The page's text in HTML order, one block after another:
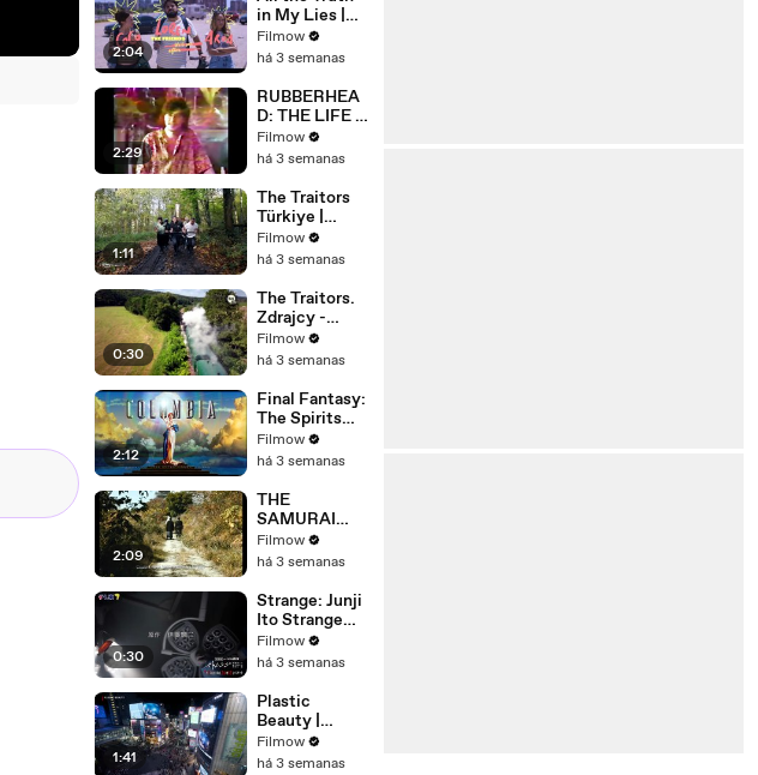
2:04
in My Lies |
Official Trailer
| Netflix
Filmow
há 3 semanas
2:29
RUBBERHEA
D: THE LIFE &
MONSTERS
OF STEVE
(2026) 4K
Filmow
há 3 semanas
1:11
The Traitors
Türkiye |
Resmi
Fragman |
Türkiye
@PrimeVideo
TR
Filmow
há 3 semanas
0:30
The Traitors.
Zdrajcy -
NOWY
SPEKTAKUL
PROGRAM
WKRÓTCE W
TVN! 🔥
Filmow
há 3 semanas
2:12
Final Fantasy:
The Spirits
Within -
Trailer
Filmow
há 3 semanas
2:09
THE
SAMURAI
AND THE
PRISONER -
Filmow
há 3 semanas
0:30
Strange: Junji
Ito Strange
Stories for
Sleepless
Teaser
Filmow
há 3 semanas
1:41
Plastic
Beauty |
Official Teaser
| Netflix
Filmow
há 3 semanas